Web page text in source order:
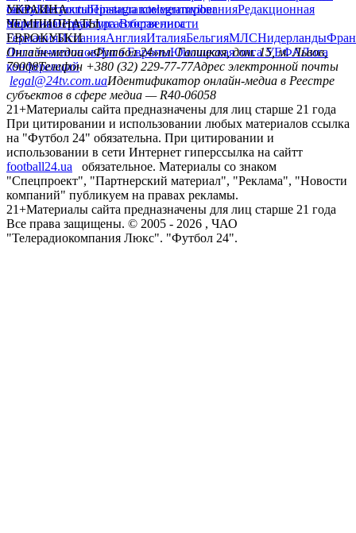
сайтуКонтактыПравила комментированияРедакционная
политикаСтруктура собственности
facebookxyoutubeinstagramtelegramviber
УКРАИНА
УкраинаПервая лигаВторая лига
ЧЕМПИОНАТЫ
ГерманияИспанияАнглияИталияБельгияМЛСНидерланды
ЕВРОКУБКИ
Лига чемпионовЛига ЕвропыЮношеская лига УЕФАЛига
конференций
Онлайн-медиа «Футбол 24»пл. Галицкая, дом. 15, м. Львов,
79008Телефон +380 (32) 229-77-77Адрес электронной почты
legal@24tv.com.uaИдентификатор онлайн-медиа в Реестре
субъектов в сфере медиа — R40-06058
21+Материалы сайта предназначены для лиц старше 21 года
При цитировании и использовании любых материалов ссылка
на "Футбол 24" обязательна. При цитировании и
использовании в сети Интернет гиперссылка на сайтт
football24.ua
обязательное. Материалы со знаком
"Спецпроект", "Партнерский материал", "Реклама", "Новости
компаний" публикуем на правах рекламы.
21+Материалы сайта предназначены для лиц старше 21 года
Все права защищены. © 2005 - 2026 , ЧАО
"Телерадиокомпания Люкс". "Футбол 24".